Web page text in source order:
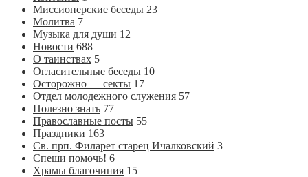
Миссионерские беседы 23
Молитва 7
Музыка для души 12
Новости 688
О таинствах 5
Огласительные беседы 10
Осторожно — секты 17
Отдел молодежного служения 57
Полезно знать 77
Православные посты 55
Праздники 163
Св. прп. Филарет старец Ичалковский 3
Спеши помочь! 6
Храмы благочиния 15